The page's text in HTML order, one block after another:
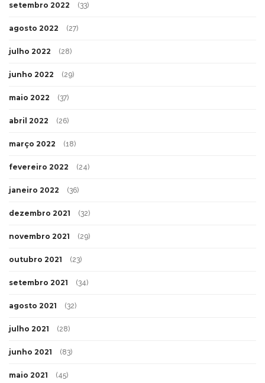
setembro 2022 (33)
agosto 2022 (27)
julho 2022 (28)
junho 2022 (29)
maio 2022 (37)
abril 2022 (26)
março 2022 (18)
fevereiro 2022 (24)
janeiro 2022 (36)
dezembro 2021 (32)
novembro 2021 (29)
outubro 2021 (23)
setembro 2021 (34)
agosto 2021 (32)
julho 2021 (28)
junho 2021 (83)
maio 2021 (45)